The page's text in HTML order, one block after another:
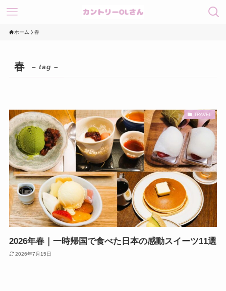
ホーム 春
春 – tag –
TRAVEL
2026年春｜一時帰国で食べた日本の感動スイーツ11選
2026年7月15日